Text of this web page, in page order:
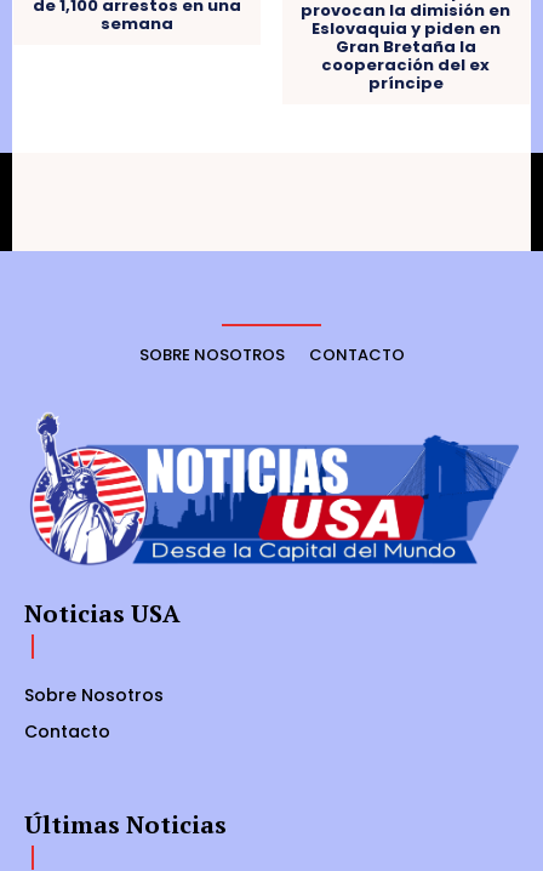
de 1,100 arrestos en una
semana
provocan la dimisión en
Eslovaquia y piden en
Gran Bretaña la
cooperación del ex
príncipe
SOBRE NOSOTROS CONTACTO
Noticias USA
Sobre Nosotros
Contacto
Últimas Noticias